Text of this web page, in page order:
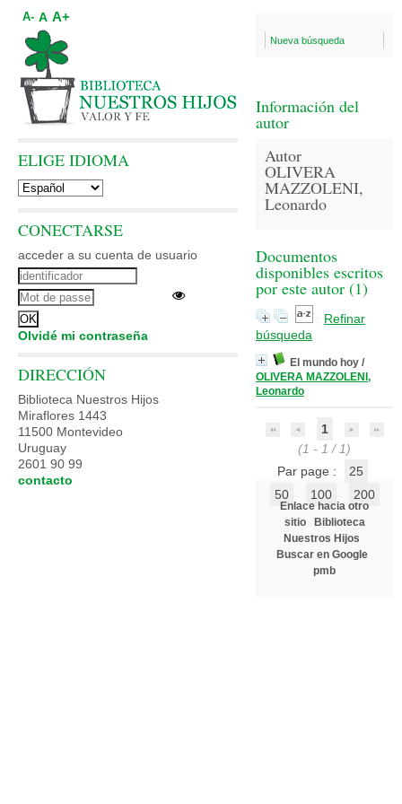
Nueva búsqueda
Información del
autor
Autor
OLIVERA
MAZZOLENI,
Leonardo
Documentos
disponibles escritos
por este autor (1)
Refinar
búsqueda
El mundo hoy /
OLIVERA MAZZOLENI,
Leonardo
1
(1 - 1 / 1)
Par page :
25
50
100 200
Enlace hacia otro
sitio
Biblioteca
Nuestros Hijos
Buscar en Google
pmb
A- A A+
ELIGE IDIOMA
CONECTARSE
acceder a su cuenta de usuario
Olvidé mi contraseña
DIRECCIÓN
Biblioteca Nuestros Hijos
Miraflores 1443
11500 Montevideo
Uruguay
2601 90 99
contacto